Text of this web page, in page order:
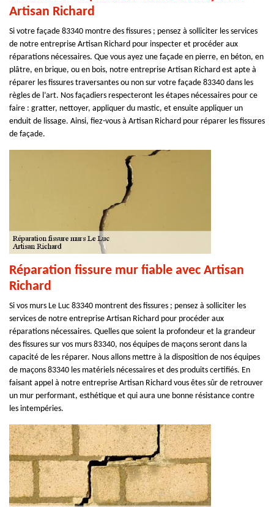
Artisan Richard
Si votre façade 83340 montre des fissures ; pensez à solliciter les services
de notre entreprise Artisan Richard pour inspecter et procéder aux
réparations nécessaires. Que vous ayez une façade en pierre, en béton, en
plâtre, en brique, ou en bois, notre entreprise Artisan Richard est apte à
réparer les fissures traversantes ou non sur votre façade 83340 dans les
règles de l’art. Nos façadiers respecteront les étapes nécessaires pour ce
faire : gratter, nettoyer, appliquer du mastic, et ensuite appliquer un
enduit de lissage. Ainsi, fiez-vous à Artisan Richard pour réparer les fissures
de façade.
Réparation fissure mur fiable avec Artisan
Richard
Si vos murs Le Luc 83340 montrent des fissures ; pensez à solliciter les
services de notre entreprise Artisan Richard pour procéder aux
réparations nécessaires. Quelles que soient la profondeur et la grandeur
des fissures sur vos murs 83340, nos équipes de maçons seront dans la
capacité de les réparer. Nous allons mettre à la disposition de nos équipes
de maçons 83340 les matériels nécessaires et des produits certifiés. En
faisant appel à notre entreprise Artisan Richard vous êtes sûr de retrouver
un mur performant, esthétique et qui aura une bonne résistance contre
les intempéries.